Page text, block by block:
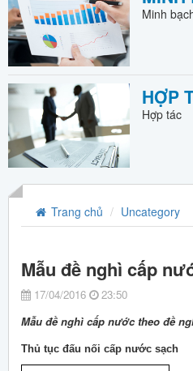
Minh
HỢP
Hợp tác
Trang chủ Uncategory
Mẫu đề nghì cấp
17/04/2016
23:50
Mẫu đề nghì cấp nước theo đề
Thủ tục đấu nối cấp nước sạch